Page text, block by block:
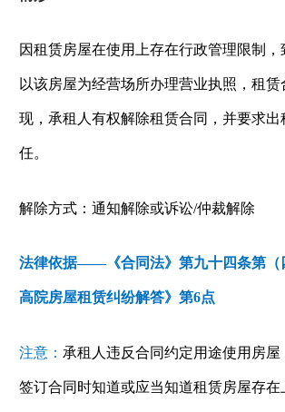
因租赁房屋在使用上存在行政管理限制
以该房屋为经营场所办理营业执照，租
现，承租人有权解除租赁合同，并要求
任。
解除方式：通知解除或诉讼/仲裁解除
法律依据——《合同法》第九十四条第（
高院房屋租赁纠纷解答》第6点
注意： 承租人违反合同约定用途使用房屋
签订合同时知道或应当知道租赁房屋存在